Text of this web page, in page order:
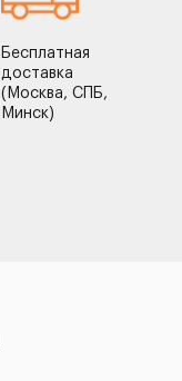
Бесплатная
доставка
(Москва, СПБ,
Минск)